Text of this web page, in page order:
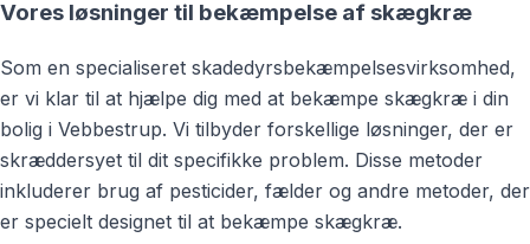
Vores løsninger til bekæmpelse af skægkræ
Som en specialiseret skadedyrsbekæmpelsesvirksomhed,
er vi klar til at hjælpe dig med at bekæmpe skægkræ i din
bolig i Vebbestrup. Vi tilbyder forskellige løsninger, der er
skræddersyet til dit specifikke problem. Disse metoder
inkluderer brug af pesticider, fælder og andre metoder, der
er specielt designet til at bekæmpe skægkræ.